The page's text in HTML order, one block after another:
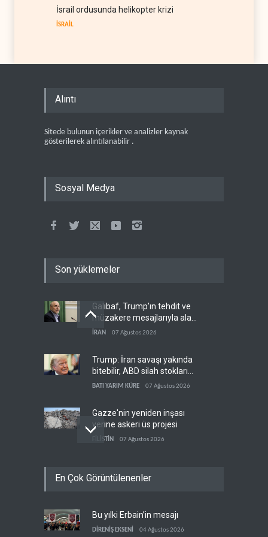
İsrail ordusunda helikopter krizi
İSRAİL
Alıntı
Sitede bulunun içerikler ve analizler kaynak
gösterilerek alıntılanabilir .
Sosyal Medya
Son yüklemeler
Galibaf, Trump'ın tehdit ve
müzakere mesajlarıyla alay
etti
İRAN 07 Ağustos 2026
Trump: İran savaşı yakında
bitebilir, ABD silah stokları
zorlanıyor
BATI YARIM KÜRE 07 Ağustos 2026
Gazze'nin yeniden inşası
yerine askeri üs projesi
FİLİSTİN 07 Ağustos 2026
krizi
UNICEF: Gazze'de
ateşkesten bu yana 300
En Çok Görüntülenenler
Bu yılki Erbain’in mesajı
DİRENİŞ EKSENİ 04 Ağustos 2026